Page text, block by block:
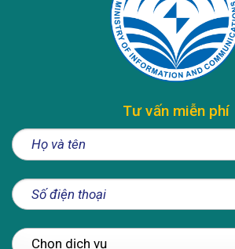
Tư vấn miễn phí